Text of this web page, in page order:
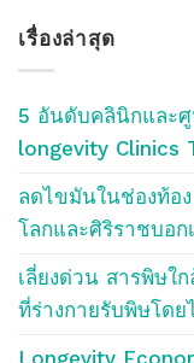
บลอค
Blog
เรื่องล่าสุด
5 อันดับคลินิกและ
longevity Clinics
ลดไขมันในช่องท้อ
โลกและศิริราชบอก
เลี่ยงด่วน สารพิษใ
ที่ร่างกายรับพิษโดย